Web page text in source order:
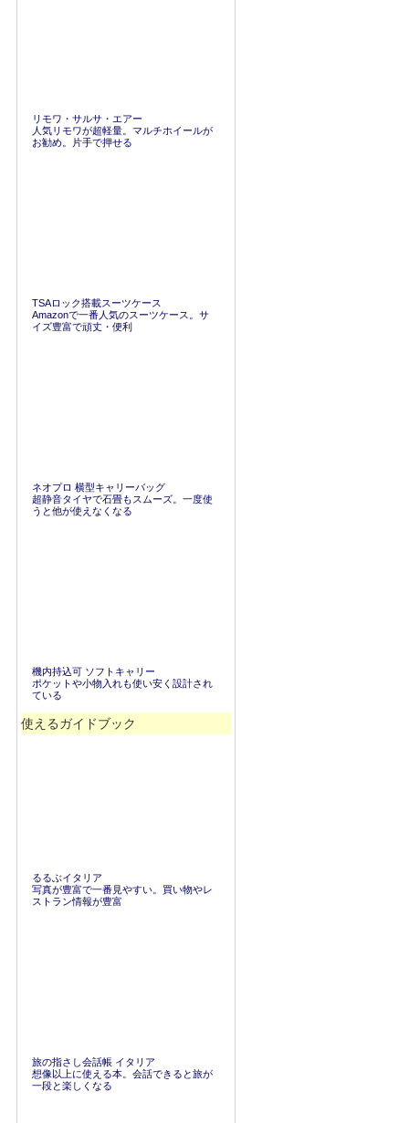
リモワ・サルサ・エアー
人気リモワが超軽量。マルチホイールが
お勧め。片手で押せる
TSAロック搭載スーツケース
Amazonで一番人気のスーツケース。サ
イズ豊富で頑丈・便利
ネオプロ 横型キャリーバッグ
超静音タイヤで石畳もスムーズ。一度使
うと他が使えなくなる
機内持込可 ソフトキャリー
ポケットや小物入れも使い安く設計され
ている
使えるガイドブック
るるぶイタリア
写真が豊富で一番見やすい。買い物やレ
ストラン情報が豊富
旅の指さし会話帳 イタリア
想像以上に使える本。会話できると旅が
一段と楽しくなる